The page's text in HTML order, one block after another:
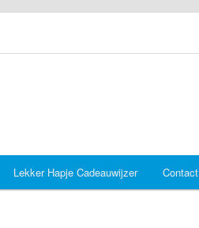
Lekker Hapje Cadeauwijzer Contact